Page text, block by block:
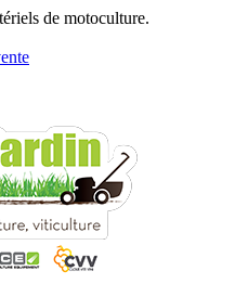
de motoculture.